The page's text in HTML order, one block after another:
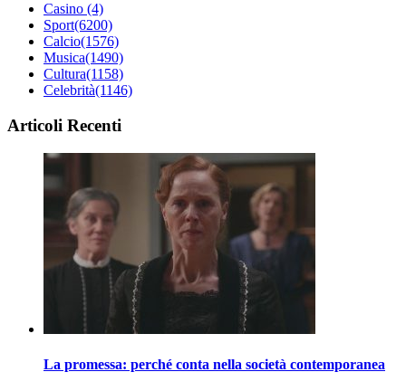
Casino (4)
Sport(6200)
Calcio(1576)
Musica(1490)
Cultura(1158)
Celebrità(1146)
Articoli Recenti
La promessa: perché conta nella società contemporanea